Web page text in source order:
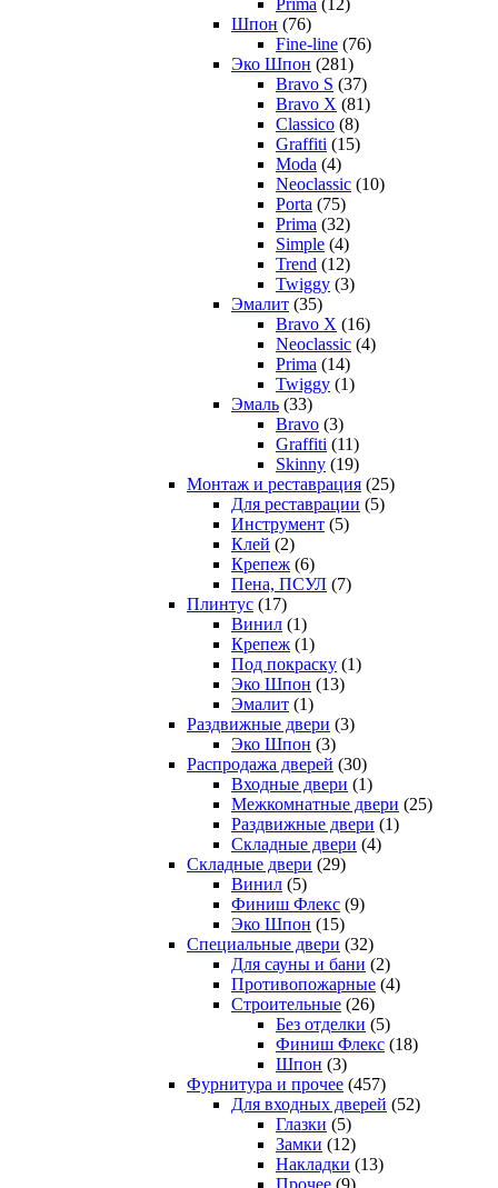
Шпон (76)
Fine-line (76)
Эко Шпон (281)
Bravo S (37)
Bravo X (81)
Classico (8)
Graffiti (15)
Moda (4)
Neoclassic (10)
Porta (75)
Prima (32)
Simple (4)
Trend (12)
Twiggy (3)
Эмалит (35)
Bravo X (16)
Neoclassic (4)
Prima (14)
Twiggy (1)
Эмаль (33)
Bravo (3)
Graffiti (11)
Skinny (19)
Монтаж и реставрация (25)
Для реставрации (5)
Инструмент (5)
Клей (2)
Крепеж (6)
Пена, ПСУЛ (7)
Плинтус (17)
Винил (1)
Крепеж (1)
Под покраску (1)
Эко Шпон (13)
Эмалит (1)
Раздвижные двери (3)
Эко Шпон (3)
Распродажа дверей (30)
Входные двери (1)
Межкомнатные двери (25)
Раздвижные двери (1)
Складные двери (4)
Складные двери (29)
Винил (5)
Финиш Флекс (9)
Эко Шпон (15)
Специальные двери (32)
Для сауны и бани (2)
Противопожарные (4)
Строительные (26)
Без отделки (5)
Финиш Флекс (18)
Шпон (3)
Фурнитура и прочее (457)
Для входных дверей (52)
Глазки (5)
Замки (12)
Накладки (13)
Прочее (9)